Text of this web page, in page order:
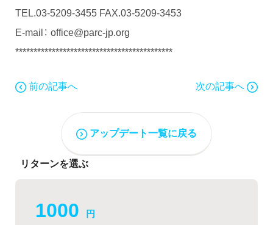
TEL.03-5209-3455 FAX.03-5209-3453
E-mail： office@parc-jp.org
*******************************************
前の記事へ 次の記事へ
アップデート一覧に戻る
リターンを選ぶ
1000 円